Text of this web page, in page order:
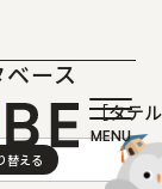
ース
［タテ